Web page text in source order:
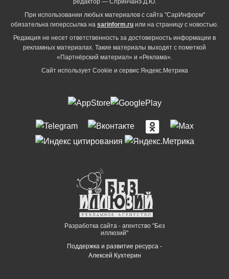
При использовании любых материалов с сайта "СарИнформ"
обязательна гиперссылка на sarinform.ru или на страницу с новостью.
Редакция не несет ответственность за достоверность информации в
рекламных материалах. Такие материалы выходят с пометкой
«Партнёрский материал» и «Реклама».
Сайт использует Cookie и сервиc Яндекс.Метрика
Разработка сайта - агентство "Без
иллюзий"
Поддержка и развитие ресурса -
Алексей Кухтерин